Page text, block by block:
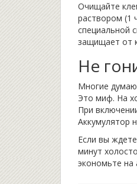
Очищайте
раствором (1
специальной
защищает от
Не
Многие
Это миф. На
При
Аккумулятор
Если вы
минут
экономьте на